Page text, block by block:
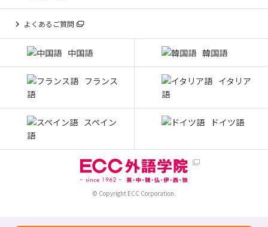
よくあるご質問
中国語 韓国語
フランス
語
イタリア
語
スペイン
語
ドイツ語
© Copyright ECC Corporation.